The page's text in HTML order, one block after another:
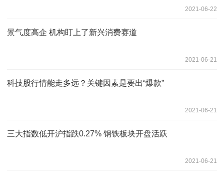
2021-06-22
景气度高企 机构盯上了新兴消费赛道
2021-06-21
科技股行情能走多远？关键因素是要出“爆款”
2021-06-21
三大指数低开沪指跌0.27% 钢铁板块开盘活跃
2021-06-21